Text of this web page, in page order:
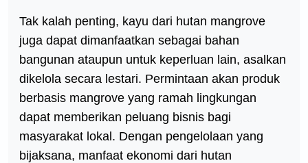
Tak kalah penting, kayu dari hutan mangrove
juga dapat dimanfaatkan sebagai bahan
bangunan ataupun untuk keperluan lain, asalkan
dikelola secara lestari. Permintaan akan produk
berbasis mangrove yang ramah lingkungan
dapat memberikan peluang bisnis bagi
masyarakat lokal. Dengan pengelolaan yang
bijaksana, manfaat ekonomi dari hutan